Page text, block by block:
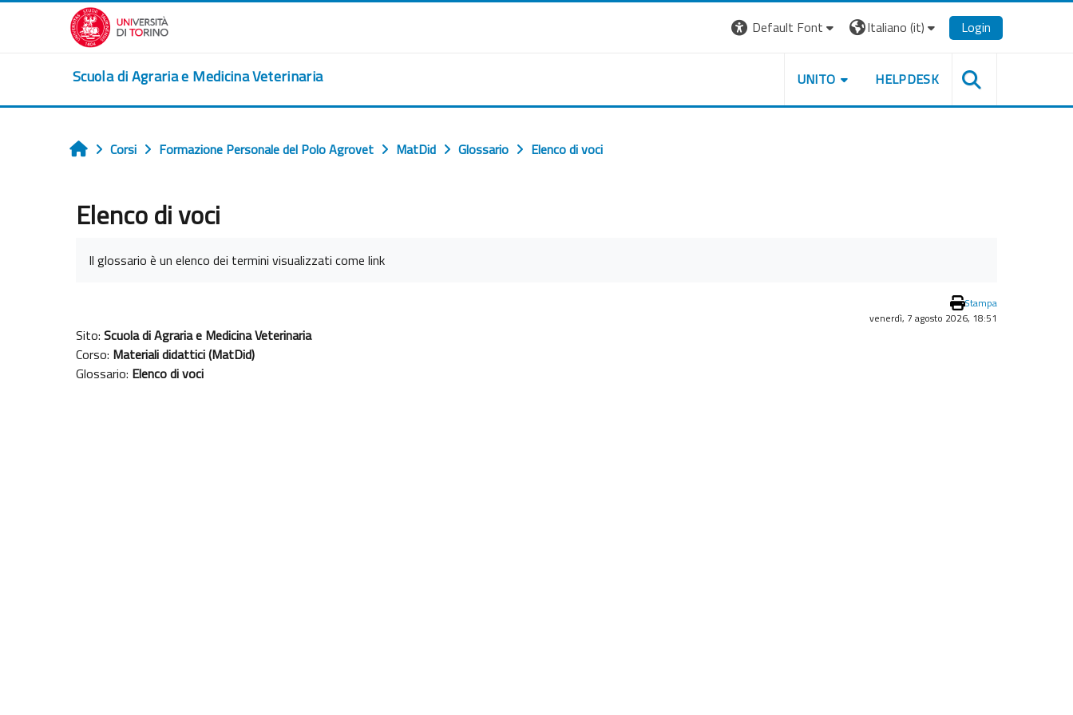
Vai al contenuto principale
Default Font
Italiano ‎(it)‎ Login
Scuola di Agraria e Medicina Veterinaria UNITO HELPDESK
Home
Corsi Formazione Personale del Polo Agrovet MatDid Glossario Elenco di voci
Elenco di voci
Il glossario è un elenco dei termini visualizzati come link
Stampa
venerdì, 7 agosto 2026, 18:51
Sito: Scuola di Agraria e Medicina Veterinaria
Corso: Materiali didattici (MatDid)
Glossario: Elenco di voci